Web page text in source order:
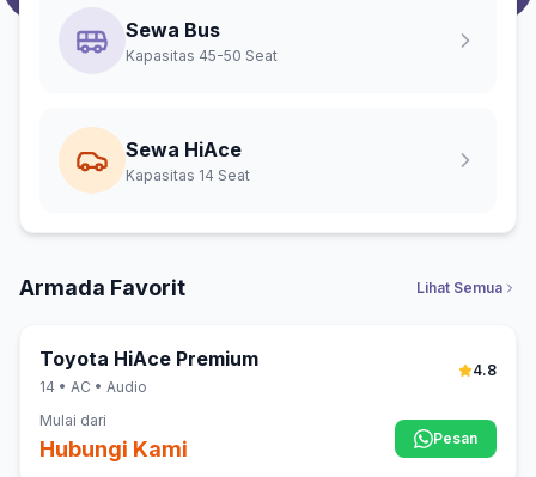
Sewa Bus
Kapasitas 45-50 Seat
Sewa HiAce
Kapasitas 14 Seat
Armada Favorit Lihat Semua
Toyota HiAce Premium
14 • AC • Audio
4.8
Mulai dari
Hubungi Kami Pesan